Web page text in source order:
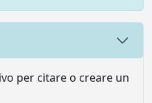
per citare o creare un